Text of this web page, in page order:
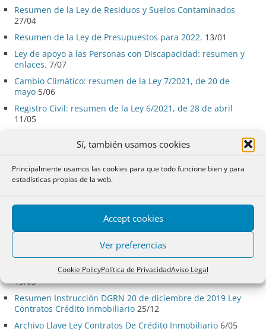
Sí, también usamos cookies
Principalmente usamos las cookies para que todo funcione bien y para
estadísticas propias de la web.
Accept cookies
Ver preferencias
Cookie PolicyPolítica de PrivacidadAviso Legal
Resumen de la Ley de Residuos y Suelos Contaminados
27/04
Resumen de la Ley de Presupuestos para 2022. 13/01
Ley de apoyo a las Personas con Discapacidad: resumen y
enlaces. 7/07
Cambio Climático: resumen de la Ley 7/2021, de 20 de
mayo 5/06
Registro Civil: resumen de la Ley 6/2021, de 28 de abril
11/05
accionistas, juntas telemáticas, voto de lealtad, asesores de
Resumen del Reglamento de actuación y funcionamiento
del sector público por medios electrónicos.
Normativa Crisis Coronavirus
Real Decreto Ley Medidas coronavirus. Cuotas hipotecas.
Contratos trabajo. Asiento Presentación.
Resumen Decreto Estado de Alarma y medidas Coronavirus
15/03
Resumen Instrucción DGRN 20 de diciembre de 2019 Ley
Contratos Crédito Inmobiliario 25/12
Archivo Llave Ley Contratos De Crédito Inmobiliario 6/05